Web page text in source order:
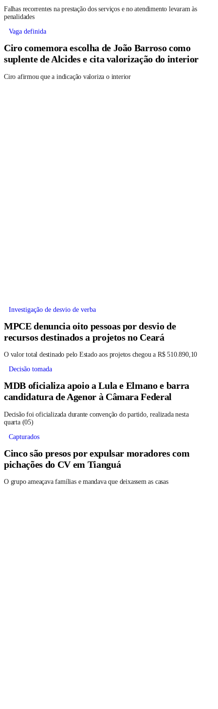
Falhas recorrentes na prestação dos serviços e no atendimento levaram às
penalidades
Vaga definida
Ciro comemora escolha de João Barroso como
suplente de Alcides e cita valorização do interior
Ciro afirmou que a indicação valoriza o interior
Investigação de desvio de verba
MPCE denuncia oito pessoas por desvio de
recursos destinados a projetos no Ceará
O valor total destinado pelo Estado aos projetos chegou a R$ 510.890,10
Decisão tomada
MDB oficializa apoio a Lula e Elmano e barra
candidatura de Agenor à Câmara Federal
Decisão foi oficializada durante convenção do partido, realizada nesta
quarta (05)
Capturados
Cinco são presos por expulsar moradores com
pichações do CV em Tianguá
O grupo ameaçava famílias e mandava que deixassem as casas